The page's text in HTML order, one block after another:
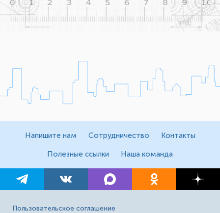
Напишите нам Сотрудничество Контакты
Полезные ссылки Наша команда
Пользовательское соглашение